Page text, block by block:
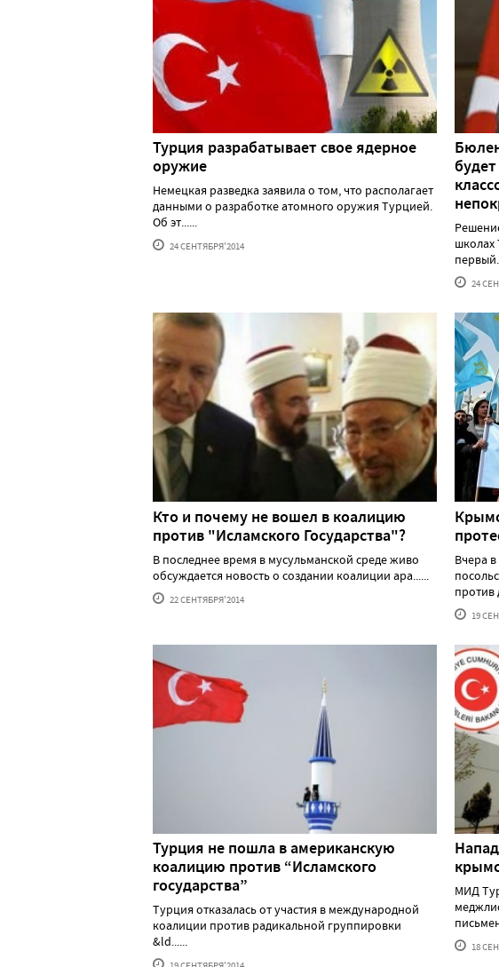
Турция разрабатывает свое ядерное
оружие
Немецкая разведка заявила о том, что располагает
данными о разработке атомного оружия Турцией.
Об эт......
24 СЕНТЯБРЯ'2014
школах
24
Кто и почему не вошел в коалицию
против "Исламского Государства"?
В последнее время в мусульманской среде живо
обсуждается новость о создании коалиции ара......
22 СЕНТЯБРЯ'2014
Вчера
против
19
Турция не пошла в американскую
коалицию против “Исламского
государства”
Турция отказалась от участия в международной
коалиции против радикальной группировки
&ld......
МИД
18